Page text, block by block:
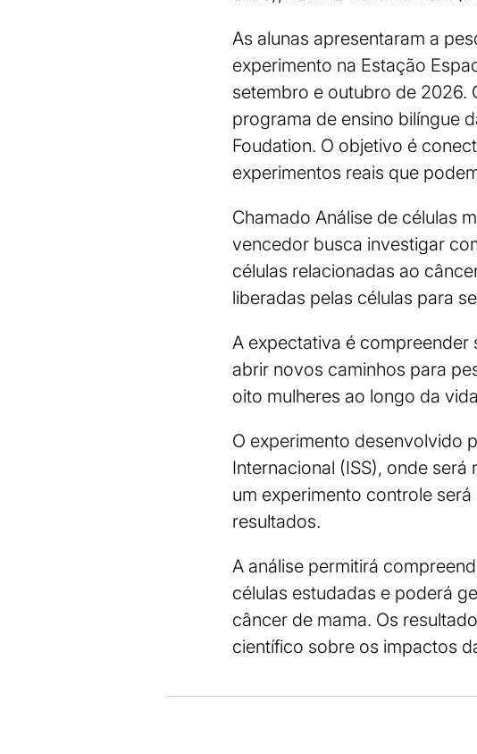
As alunas apresentaram a
experimento na Estação
setembro e outubro de 2026.
programa de ensino bilíngue
Foudation. O objetivo é
experimentos reais que
Chamado Análise de células
vencedor busca investigar
células relacionadas ao
liberadas pelas células para
A expectativa é
abrir novos caminhos para
oito mulheres ao longo da
O experimento desenvolvido
Internacional (ISS), onde
um experimento controle
resultados.
A análise permitirá
células estudadas e poderá
câncer de mama. Os
científico sobre os impactos